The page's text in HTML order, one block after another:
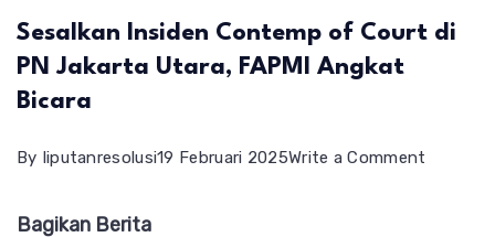
Sesalkan Insiden Contemp of Court di
PN Jakarta Utara, FAPMI Angkat
Bicara
By liputanresolusi19 Februari 2025Write a Comment
Bagikan Berita